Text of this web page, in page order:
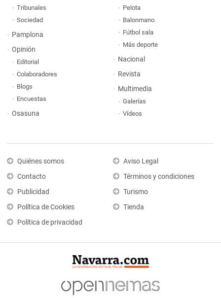
Tribunales
Sociedad
Pamplona
Opinión
Editorial
Colaboradores
Blogs
Encuestas
Osasuna
Pelota
Balonmano
Fútbol sala
Más deporte
Nacional
Revista
Multimedia
Galerías
Vídeos
Quiénes somos
Contacto
Publicidad
Política de Cookies
Política de privacidad
Aviso Legal
Términos y condiciones
Turismo
Tienda